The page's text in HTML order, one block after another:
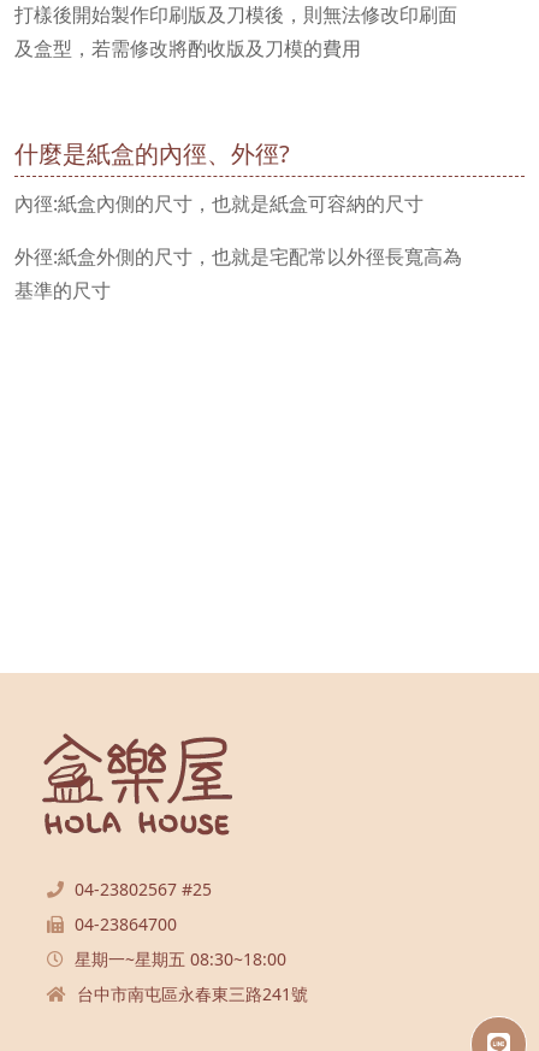
打樣後開始製作印刷版及刀模後，則無法修改印刷面
及盒型，若需修改將酌收版及刀模的費用
什麼是紙盒的內徑、外徑?
內徑:紙盒內側的尺寸，也就是紙盒可容納的尺寸
外徑:紙盒外側的尺寸，也就是宅配常以外徑長寬高為
基準的尺寸
04-23802567 #25
04-23864700
星期一~星期五 08:30~18:00
台中市南屯區永春東三路241號